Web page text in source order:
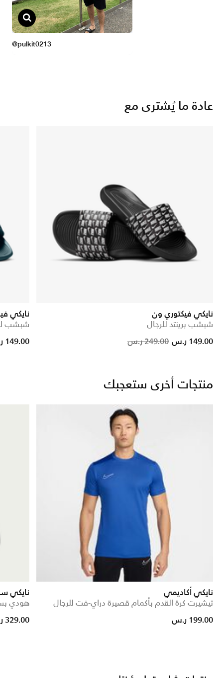
عادة ما يُشترى مع
نايكي فيكتوري ون
شبشب برينتد للرجال
Price
249.00 ر.س to
149.00 ر.س
نايكي
شبشب
Price reduced from
to
149.00 ر.س
منتجات أخرى ستعجبك
نايكي أكاديمي
تيشيرت كرة القدم بأكمام قصيرة دراي-فت للرجال
199.00 ر.س
نايكي
هودي
reduced from
to
329.00 ر.س